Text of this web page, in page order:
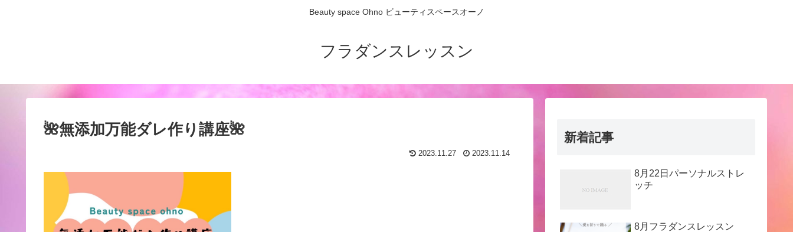
Beauty space Ohno ビューティスペースオーノ
フラダンスレッスン
🌺無添加万能ダレ作り講座🌺
2023.11.27 2023.11.14
新着記事
8月22日パーソナルストレ
ッチ
8月フラダンスレッスン